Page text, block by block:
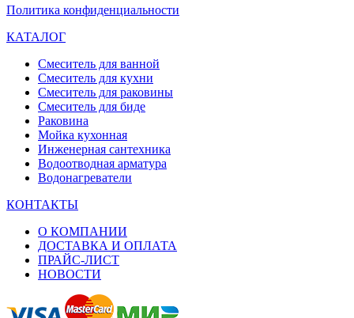
Политика конфиденциальности
КАТАЛОГ
Смеситель для ванной
Смеситель для кухни
Смеситель для раковины
Смеситель для биде
Раковина
Мойка кухонная
Инженерная сантехника
Водоотводная арматура
Водонагреватели
КОНТАКТЫ
О КОМПАНИИ
ДОСТАВКА И ОПЛАТА
ПРАЙС-ЛИСТ
НОВОСТИ